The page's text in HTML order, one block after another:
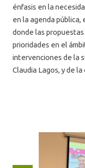
énfasis en la
en la agenda
donde las
prioridades en el
intervenciones de la
Claudia Lagos, y de